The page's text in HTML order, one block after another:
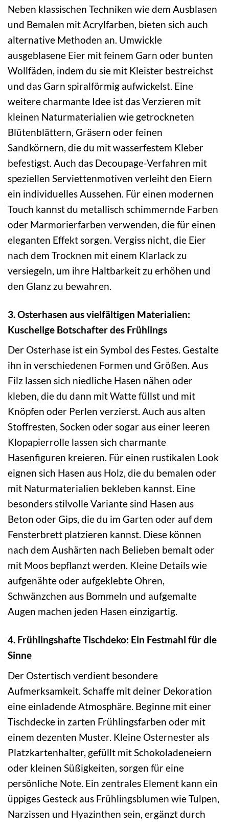
Neben klassischen Techniken wie dem Ausblasen
und Bemalen mit Acrylfarben, bieten sich auch
alternative Methoden an. Umwickle
ausgeblasene Eier mit feinem Garn oder bunten
Wollfäden, indem du sie mit Kleister bestreichst
und das Garn spiralförmig aufwickelst. Eine
weitere charmante Idee ist das Verzieren mit
kleinen Naturmaterialien wie getrockneten
Blütenblättern, Gräsern oder feinen
Sandkörnern, die du mit wasserfestem Kleber
befestigst. Auch das Decoupage-Verfahren mit
speziellen Serviettenmotiven verleiht den Eiern
ein individuelles Aussehen. Für einen modernen
Touch kannst du metallisch schimmernde Farben
oder Marmorierfarben verwenden, die für einen
eleganten Effekt sorgen. Vergiss nicht, die Eier
nach dem Trocknen mit einem Klarlack zu
versiegeln, um ihre Haltbarkeit zu erhöhen und
den Glanz zu bewahren.
3. Osterhasen aus vielfältigen Materialien:
Kuschelige Botschafter des Frühlings
Der Osterhase ist ein Symbol des Festes. Gestalte
ihn in verschiedenen Formen und Größen. Aus
Filz lassen sich niedliche Hasen nähen oder
kleben, die du dann mit Watte füllst und mit
Knöpfen oder Perlen verzierst. Auch aus alten
Stoffresten, Socken oder sogar aus einer leeren
Klopapierrolle lassen sich charmante
Hasenfiguren kreieren. Für einen rustikalen Look
eignen sich Hasen aus Holz, die du bemalen oder
mit Naturmaterialien bekleben kannst. Eine
besonders stilvolle Variante sind Hasen aus
Beton oder Gips, die du im Garten oder auf dem
Fensterbrett platzieren kannst. Diese können
nach dem Aushärten nach Belieben bemalt oder
mit Moos bepflanzt werden. Kleine Details wie
aufgenähte oder aufgeklebte Ohren,
Schwänzchen aus Bommeln und aufgemalte
Augen machen jeden Hasen einzigartig.
4. Frühlingshafte Tischdeko: Ein Festmahl für die
Sinne
Der Ostertisch verdient besondere
Aufmerksamkeit. Schaffe mit deiner Dekoration
eine einladende Atmosphäre. Beginne mit einer
Tischdecke in zarten Frühlingsfarben oder mit
einem dezenten Muster. Kleine Osternester als
Platzkartenhalter, gefüllt mit Schokoladeneiern
oder kleinen Süßigkeiten, sorgen für eine
persönliche Note. Ein zentrales Element kann ein
üppiges Gesteck aus Frühlingsblumen wie Tulpen,
Narzissen und Hyazinthen sein, ergänzt durch